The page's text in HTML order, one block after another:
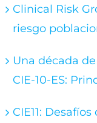
Clinical Risk
riesgo
Una década
CIE-10-ES:
CIE11: